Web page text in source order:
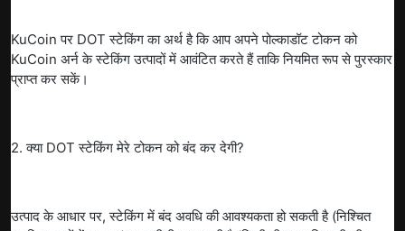
KuCoin पर DOT स्टेकिंग का अर्थ है कि आप अपने पोल्काडॉट टोकन को
KuCoin अर्न के स्टेकिंग उत्पादों में आवंटित करते हैं ताकि नियमित रूप से पुरस्कार
प्राप्त कर सकें।
2. क्या DOT स्टेकिंग मेरे टोकन को बंद कर देगी?
उत्पाद के आधार पर, स्टेकिंग में बंद अवधि की आवश्यकता हो सकती है (निश्चित